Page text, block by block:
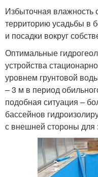
Избыточная влажность
территорию усадьбы в
и посадки вокруг
Оптимальные
устройства
уровнем грунтовой
– 3 м в период
подобная ситуация –
бассейнов
с внешней стороны для